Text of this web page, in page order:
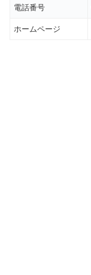
電話番号
ホームページ